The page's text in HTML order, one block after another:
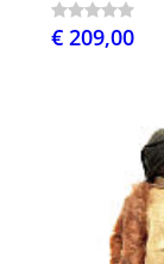
€ 209,00